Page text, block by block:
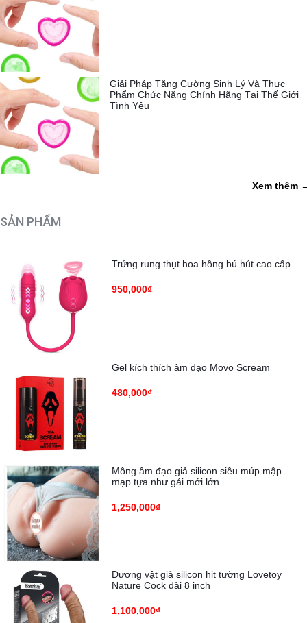
Giải Pháp Tăng Cường Sinh Lý Và Thực
Phẩm Chức Năng Chính Hãng Tại Thế Giới
Tình Yêu
Xem thêm
SẢN PHẨM
Trứng rung thụt hoa hồng bú hút cao cấp
950,000₫
Gel kích thích âm đạo Movo Scream
480,000₫
Mông âm đạo giả silicon siêu múp mập
mạp tựa như gái mới lớn
1,250,000₫
Dương vật giả silicon hit tường Lovetoy
Nature Cock dài 8 inch
1,100,000₫